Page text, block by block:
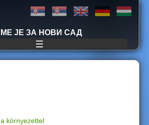
Jump to navigation
ЈЕ ЗА НОВИ САД
☰
környezettel